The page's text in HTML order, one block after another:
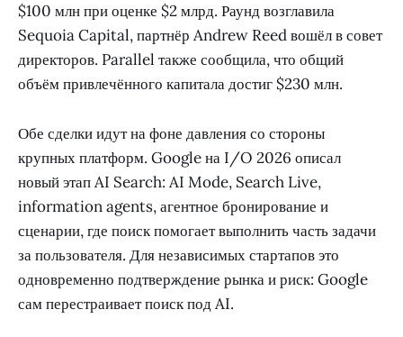
$100 млн при оценке $2 млрд. Раунд возглавила
Sequoia Capital, партнёр Andrew Reed вошёл в совет
директоров. Parallel также сообщила, что общий
объём привлечённого капитала достиг $230 млн.
Обе сделки идут на фоне давления со стороны
крупных платформ. Google на I/O 2026 описал
новый этап AI Search: AI Mode, Search Live,
information agents, агентное бронирование и
сценарии, где поиск помогает выполнить часть задачи
за пользователя. Для независимых стартапов это
одновременно подтверждение рынка и риск: Google
сам перестраивает поиск под AI.